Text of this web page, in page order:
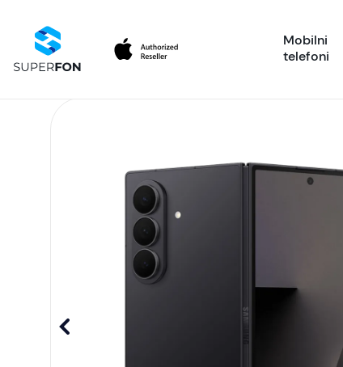
Mobilni
telefoni